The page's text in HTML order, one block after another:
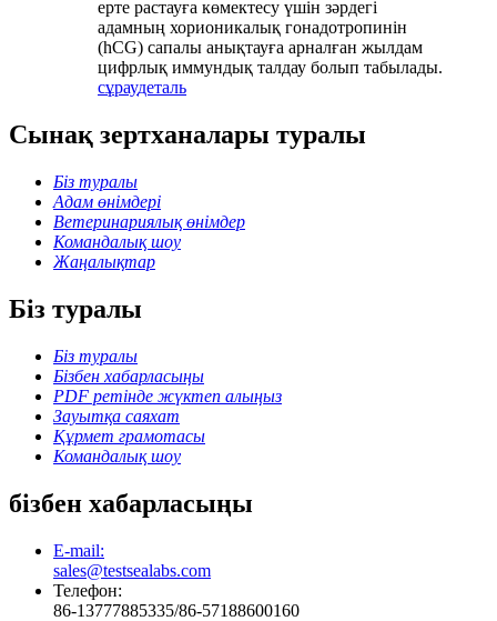
ерте растауға көмектесу үшін зәрдегі
адамның хорионикалық гонадотропинін
(hCG) сапалы анықтауға арналған жылдам
цифрлық иммундық талдау болып табылады.
сұраудеталь
Сынақ зертханалары туралы
Біз туралы
Адам өнімдері
Ветеринариялық өнімдер
Командалық шоу
Жаңалықтар
Біз туралы
Біз туралы
Бізбен хабарласыңы
PDF ретінде жүктеп алыңыз
Зауытқа саяхат
Құрмет грамотасы
Командалық шоу
бізбен хабарласыңы
E-mail:
sales@testsealabs.com
Телефон:
86-13777885335/86-57188600160